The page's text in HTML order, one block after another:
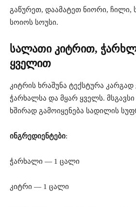
გაწურეთ, დაამატეთ ნიორი, ჩილი,
სოიოს სოუსი.
სალათი კიტრით,
ყველით
კიტრის ხრაშუნა ტექსტურა
ჭარხალსა და მყარ ყველს. მსგავსი
ხშირად გამოიყენება სადილის
ინგრედიენტები:
ჭარხალი — 1 ცალი
კიტრი — 1 ცალი